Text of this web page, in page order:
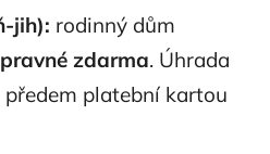
jih): rodinný dům
zdarma. Úhrada
platební kartou